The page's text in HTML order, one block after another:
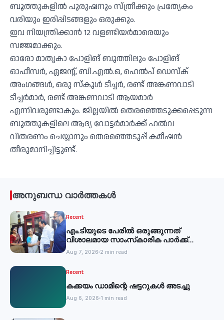
ബൂത്തുകളില്‍ പുരുഷനും സ്ത്രീക്കും പ്രത്യേകം
വരിയും ഇരിപ്പിടങ്ങളും ഒരുക്കും.
ഇവ നിയന്ത്രിക്കാന്‍ 12 വളണ്ടിയര്‍മാരെയും
സജ്ജമാക്കും.
ഓരോ മാതൃകാ പോളിങ് ബൂത്തിലും പോളിങ്
ഓഫീസര്‍, ഏജന്റ്, ബി.എല്‍.ഒ, ഹെല്‍പ് ഡെസ്‌ക്
അംഗങ്ങള്‍, ഒരു സ്‌കൂള്‍ ടീച്ചര്‍, രണ്ട് അങ്കണവാടി
ടീച്ചര്‍മാര്‍, രണ്ട് അങ്കണവാടി ആയമാര്‍
എന്നിവരുണ്ടാകും. ജില്ലയില്‍ തെരഞ്ഞെടുക്കപ്പെടുന്ന
ബൂത്തുകളിലെ ആദ്യ വോട്ടര്‍മാര്‍ക്ക് ഹല്‍വ
വിതരണം ചെയ്യാനും തെരഞ്ഞെടുപ്പ് കമീഷന്‍
തീരുമാനിച്ചിട്ടുണ്ട്.
അനുബന്ധ വാർത്തകൾ
Recent
എം.ടിയുടെ പേരില്‍ ഒരുങ്ങുന്നത്
വിശാലമായ സാംസ്‌കാരിക പാര്‍ക്ക്
-മന്ത്രി
Aug 7, 2026 2 min read
Recent
കക്കയം ഡാമിന്റെ ഷട്ടറുകള്‍ അടച്ചു
Aug 6, 2026 1 min read